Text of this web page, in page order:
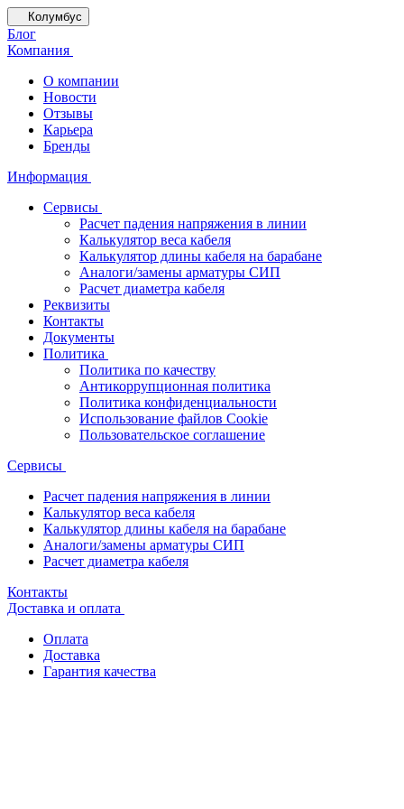
Колумбус
Блог
Компания
О компании
Новости
Отзывы
Карьера
Бренды
Информация
Сервисы
Расчет падения напряжения в линии
Калькулятор веса кабеля
Калькулятор длины кабеля на барабане
Аналоги/замены арматуры СИП
Расчет диаметра кабеля
Реквизиты
Контакты
Документы
Политика
Политика по качеству
Антикоррупционная политика
Политика конфиденциальности
Использование файлов Cookie
Пользовательское соглашение
Сервисы
Расчет падения напряжения в линии
Калькулятор веса кабеля
Калькулятор длины кабеля на барабане
Аналоги/замены арматуры СИП
Расчет диаметра кабеля
Контакты
Доставка и оплата
Оплата
Доставка
Гарантия качества